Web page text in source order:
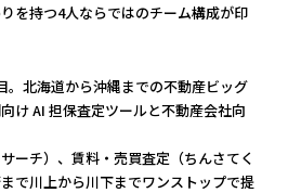
を持つ4人ならではのチーム構成が印
。北海道から沖縄までの不動産ビッグ
け AI 担保査定ツールと不動産会社向
ーチ）、賃料・売買査定（ちんさてく
で川上から川下までワンストップで提